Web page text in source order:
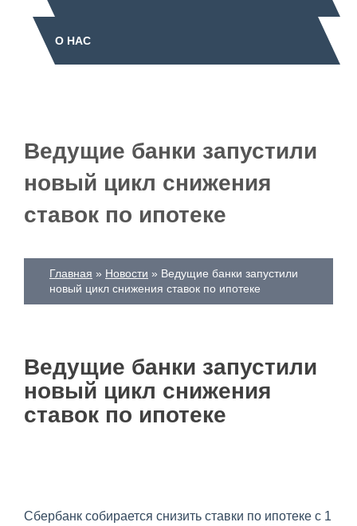
О НАС
Ведущие банки запустили
новый цикл снижения
ставок по ипотеке
Главная Новости
Ведущие банки запустили
новый цикл снижения ставок по ипотеке
Ведущие банки запустили
новый цикл снижения
ставок по ипотеке
Сбербанк собирается снизить ставки по ипотеке с 1